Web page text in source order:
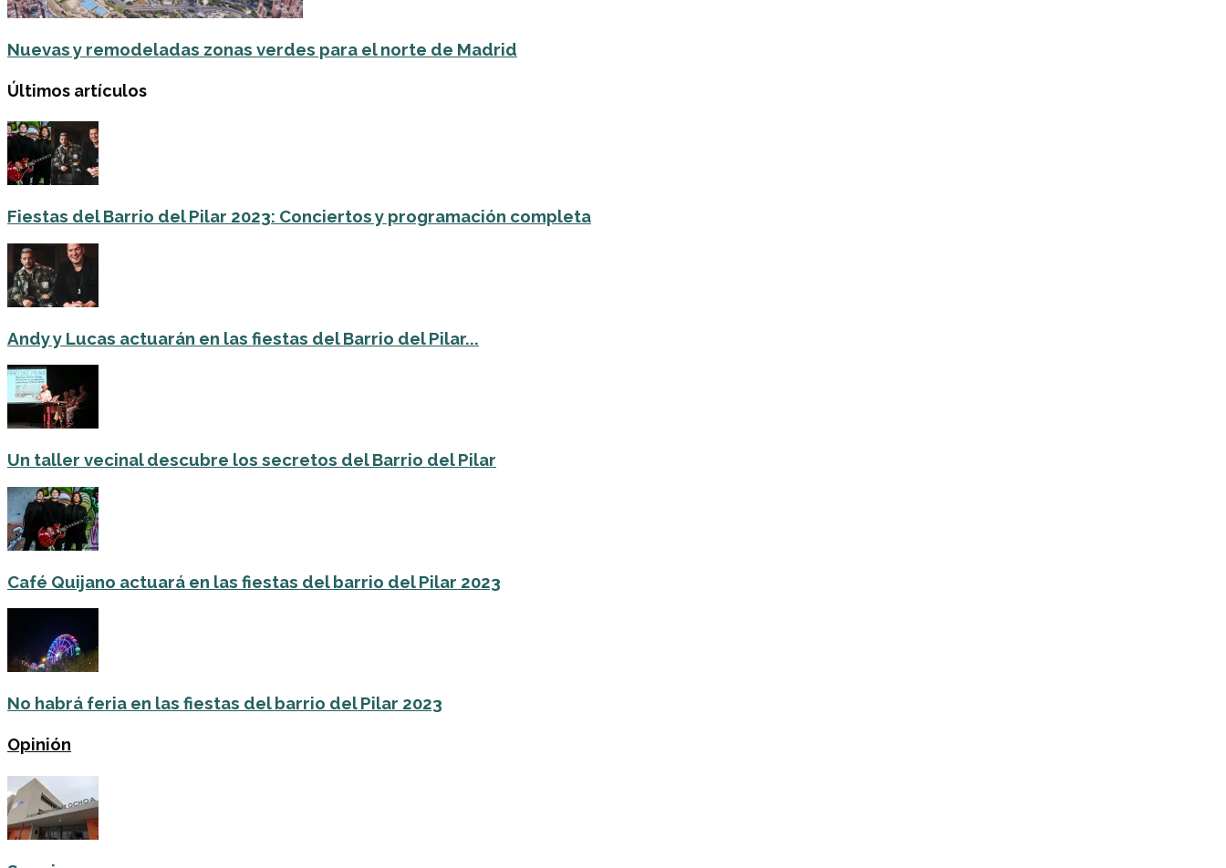
Nuevas y remodeladas zonas verdes para el norte de Madrid
Últimos artículos
Fiestas del Barrio del Pilar 2023: Conciertos y programación completa
Andy y Lucas actuarán en las fiestas del Barrio del Pilar...
Un taller vecinal descubre los secretos del Barrio del Pilar
Café Quijano actuará en las fiestas del barrio del Pilar 2023
No habrá feria en las fiestas del barrio del Pilar 2023
Opinión